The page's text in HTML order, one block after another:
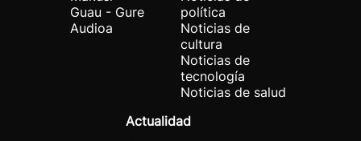
Guau - Gure
Audioa
política
Noticias de
cultura
Noticias de
tecnología
Noticias de salud
Actualidad